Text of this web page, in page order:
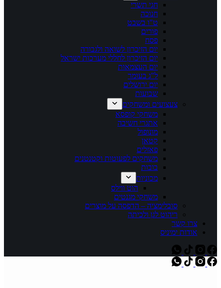
חגי תשרי
חנוכה
ט"ו בשבט
פורים
פסח
יום הזיכרון לשואה ולגבורה
יום הזיכרון לחללי מערכות ישראל
יום העצמאות
ל"ג בעומר
יום ירושלים
שבועות
צעצועים ומשחקים
משחקי קופסא
אתגרי חשיבה
מונופול
קטאן
פאזלים
משחקים לפעוטות וקטנטנים
בובות
מכוניות
הוט ווילס
משחקי מגנטים
סובלימציה – הדפסה על מוצרים
ריהוט לגן ולכיתה
צרו קשר
אודות ימיניס